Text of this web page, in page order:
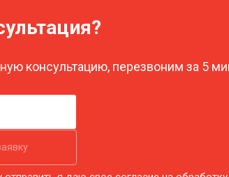
консультацию, перезвоним за 5